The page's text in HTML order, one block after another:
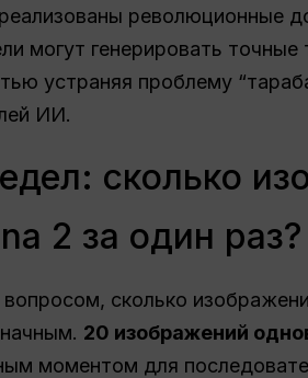
революционные
могут генерировать
устраняя проблему
ИИ.
сколько
2 за один раз?
вопросом, сколько
20 изображений
моментом для